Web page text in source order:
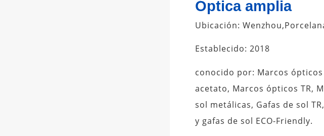
Óptica amplia
Ubicación:
Establecido: 2018
conocido por: Marcos
acetato, Marcos ópticos TR,
sol metálicas, Gafas de sol
y gafas de sol ECO-Friendly.